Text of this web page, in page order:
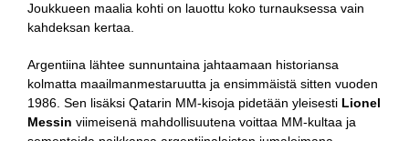
Joukkueen maalia kohti on lauottu koko turnauksessa vain
kahdeksan kertaa.
Argentiina lähtee sunnuntaina jahtaamaan historiansa
kolmatta maailmanmestaruutta ja ensimmäistä sitten vuoden
1986. Sen lisäksi Qatarin MM-kisoja pidetään yleisesti Lionel
Messin viimeisenä mahdollisuutena voittaa MM-kultaa ja